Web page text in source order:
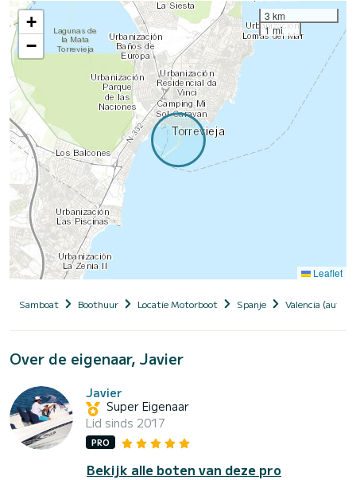
+
−
3 km
1 mi
Leaflet
Samboat Boothuur Locatie Motorboot Spanje Valencia
Over de eigenaar, Javier
Javier
Super Eigenaar
Lid sinds 2017
PRO
Bekijk alle boten van deze pro